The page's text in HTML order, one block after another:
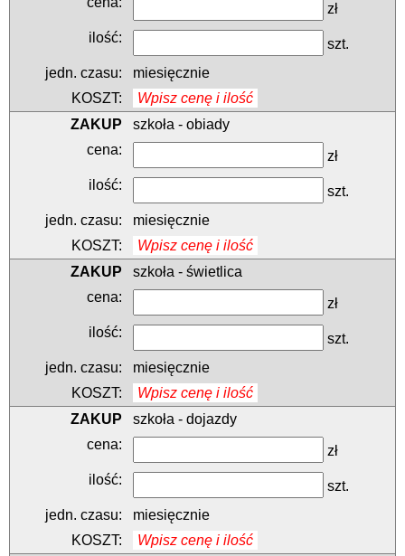
zł
szt.
miesięcznie
Wpisz cenę i ilość
szkoła - obiady
zł
szt.
miesięcznie
Wpisz cenę i ilość
szkoła - świetlica
zł
szt.
miesięcznie
Wpisz cenę i ilość
szkoła - dojazdy
zł
szt.
miesięcznie
Wpisz cenę i ilość